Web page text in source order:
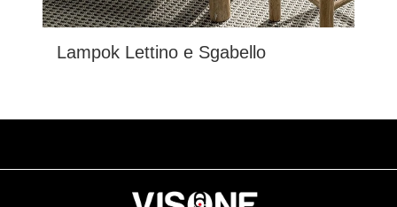
Lampok Lettino e Sgabello